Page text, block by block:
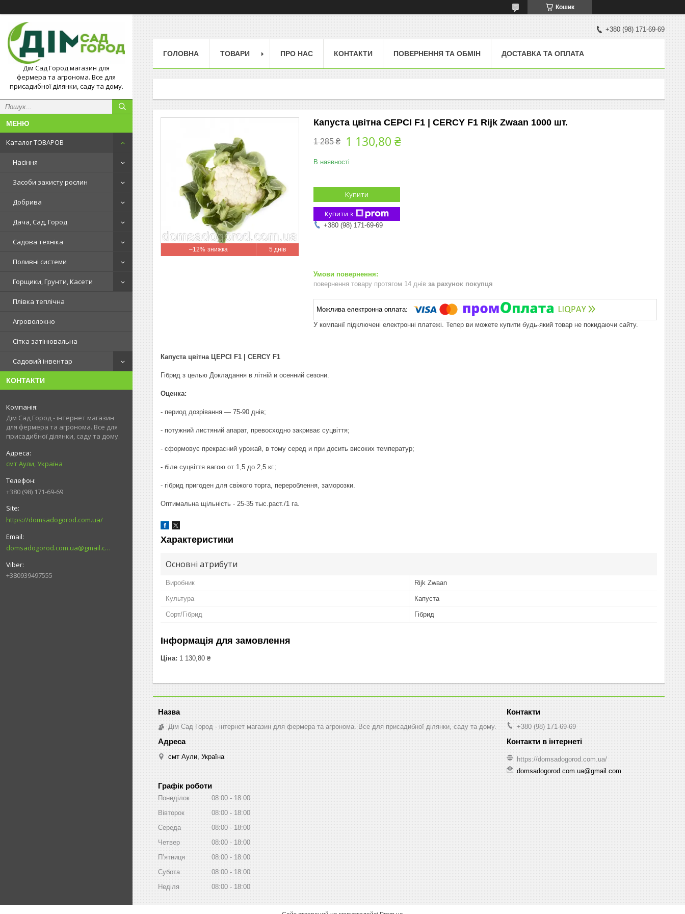
Кошик
Дім Сад Город магазин для
фермера та агронома. Все для
присадибної ділянки, саду та дому.
Каталог ТОВАРОВ
Насіння
Засоби захисту рослин
Добрива
Дача, Сад, Город
Садова техніка
Поливні системи
Горщики, Грунти, Касети
Плівка теплічна
Агроволокно
Сітка затінювальна
Садовий інвентар
КОНТАКТИ
Дім Сад Город - інтернет магазин
для фермера та агронома. Все для
присадибної ділянки, саду та дому.
смт Аули, Україна
+380 (98) 171-69-69
https://domsadogorod.com.ua/
domsadogorod.com.ua@gmail.com
+380939497555
+380 (98) 171-69-69
ГОЛОВНА ТОВАРИ ПРО НАС КОНТАКТИ ПОВЕРНЕННЯ ТА ОБМІН ДОСТАВКА ТА ОПЛАТА
–12% 5 днів
Капуста цвітна СЕРСІ F1 | CERCY F1 Rijk Zwaan 1000 шт.
1 285 ₴ 1 130,80 ₴
В наявності
Купити
Купити з
+380 (98) 171-69-69
повернення товару протягом 14 днів за рахунок покупця
У компанії підключені електронні платежі. Тепер ви можете купити будь-який товар не покидаючи сайту.
Капуста цвітна ЦЕРСІ F1 | CERCY F1
Гібрид з целью Докладання в літній и осенний сезони.
Оценка:
- период дозрівання — 75-90 днів;
- потужний листяний апарат, превосходно закриває суцвіття;
- сформовує прекрасний урожай, в тому серед и при досить високих температур;
- біле суцвіття вагою от 1,5 до 2,5 кг.;
- гібрид пригоден для свіжого торга, перероблення, заморозки.
Оптимальна щільність - 25-35 тыс.раст./1 га.
Характеристики
Основні атрибути
Виробник Rijk Zwaan
Культура Капуста
Сорт/Гібрид Гібрид
Інформація для замовлення
Ціна: 1 130,80 ₴
Дім Сад Город - інтернет магазин для фермера та агронома. Все для присадибної ділянки, саду та дому.
смт Аули, Україна
+380 (98) 171-69-69
https://domsadogorod.com.ua/
domsadogorod.com.ua@gmail.com
Графік роботи
Понеділок 08:00
18:00
Вівторок
08:00
18:00
Середа
08:00
18:00
Четвер
08:00
18:00
Пʼятниця
08:00
18:00
Субота
08:00
18:00
Неділя
08:00 18:00